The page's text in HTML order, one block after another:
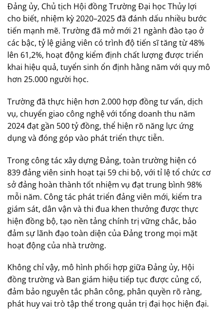
Đảng ủy, Chủ tịch Hội đồng Trường Đại học Thủy lợi
cho biết, nhiệm kỳ 2020–2025 đã đánh dấu nhiều bước
tiến mạnh mẽ. Trường đã mở mới 21 ngành đào tạo ở
các bậc, tỷ lệ giảng viên có trình độ tiến sĩ tăng từ 48%
lên 61,2%, hoạt động kiểm định chất lượng được triển
khai hiệu quả, tuyển sinh ổn định hằng năm với quy mô
hơn 25.000 người học.
Trường đã thực hiện hơn 2.000 hợp đồng tư vấn, dịch
vụ, chuyển giao công nghệ với tổng doanh thu năm
2024 đạt gần 500 tỷ đồng, thể hiện rõ năng lực ứng
dụng và đóng góp vào phát triển thực tiễn.
Trong công tác xây dựng Đảng, toàn trường hiện có
839 đảng viên sinh hoạt tại 59 chi bộ, với tỉ lệ tổ chức cơ
sở đảng hoàn thành tốt nhiệm vụ đạt trung bình 98%
mỗi năm. Công tác phát triển đảng viên mới, kiểm tra
giám sát, dân vận và thi đua khen thưởng được thực
hiện đồng bộ, tạo nền tảng chính trị vững chắc, bảo
đảm sự lãnh đạo toàn diện của Đảng trong mọi mặt
hoạt động của nhà trường.
Không chỉ vậy, mô hình phối hợp giữa Đảng ủy, Hội
đồng trường và Ban giám hiệu tiếp tục được củng cố,
đảm bảo nguyên tắc phân công, phân quyền rõ ràng,
phát huy vai trò tập thể trong quản trị đại học hiện đại.